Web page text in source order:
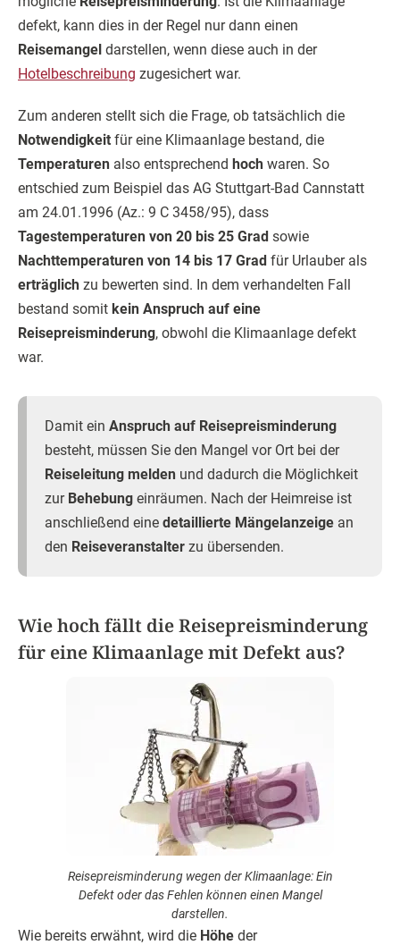
defekt, kann dies in der Regel nur dann einen
Reisemangel darstellen, wenn diese auch in der
Hotelbeschreibung zugesichert war.
Zum anderen stellt sich die Frage, ob tatsächlich die
Notwendigkeit für eine Klimaanlage bestand, die
Temperaturen also entsprechend hoch waren. So
entschied zum Beispiel das AG Stuttgart-Bad Cannstatt
am 24.01.1996 (Az.: 9 C 3458/95), dass
Tagestemperaturen von 20 bis 25 Grad sowie
Nachttemperaturen von 14 bis 17 Grad für Urlauber als
erträglich zu bewerten sind. In dem verhandelten Fall
bestand somit kein Anspruch auf eine
Reisepreisminderung, obwohl die Klimaanlage defekt
war.
Damit ein Anspruch auf Reisepreisminderung
besteht, müssen Sie den Mangel vor Ort bei der
Reiseleitung melden und dadurch die Möglichkeit
zur Behebung einräumen. Nach der Heimreise ist
anschließend eine detaillierte Mängelanzeige an
den Reiseveranstalter zu übersenden.
Wie hoch fällt die Reisepreisminderung
für eine Klimaanlage mit Defekt aus?
Reisepreisminderung wegen der Klimaanlage: Ein
Defekt oder das Fehlen können einen Mangel
darstellen.
Wie bereits erwähnt, wird die Höhe der